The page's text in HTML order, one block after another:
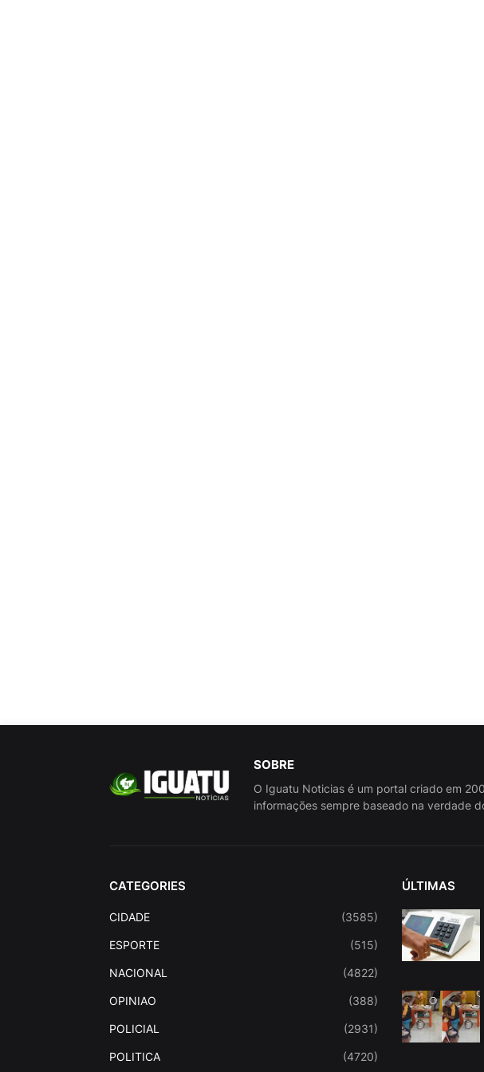
SOBRE
O Iguatu Noticias é um portal criado em
informações sempre baseado na verdade
CATEGORIES
CIDADE (3585)
ESPORTE (515)
NACIONAL (4822)
OPINIAO (388)
POLICIAL (2931)
POLITICA (4720)
ÚLTIMAS